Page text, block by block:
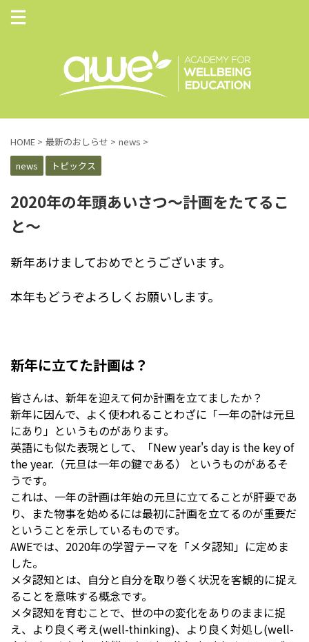
HOME > 最新のおしらせ > news >
news
トピックス
2020年の年頭あいさつ〜計画をたてるこ
と〜
新年あけましておめでとうございます。
本年もどうぞよろしくお願いします。
新年に立てた計画は？
皆さんは、新年を迎えて何か計画を立てましたか？
新年に因んで、よく使われることわざに「一年の計は元旦
にあり」というものがあります。
英語にも似た表現として、「New year's day is the key of
the year.（元旦は一年の鍵である） というものがあるそ
うです。
これは、一年の計画は年始の元旦に立てることが肝要であ
り、また物事を始めるには最初に計画を立てるのが重要だ
ということを示しているものです。
AWEでは、2020年の学習テーマを「メタ認知」に定めま
した。
メタ認知とは、自分と自分を取り巻く状況を客観的に捉え
ることを意味する概念です。
メタ認知を育むことで、世の中の変化をありのままに捉
え、より良く考え(well-thinking)、より良く対処し(well-